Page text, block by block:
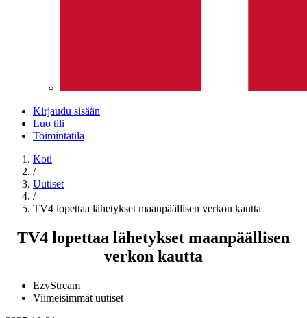
Kirjaudu sisään
Luo tili
Toimintatila
Koti
/
Uutiset
/
TV4 lopettaa lähetykset maanpäällisen verkon kautta
TV4 lopettaa lähetykset maanpäällisen
verkon kautta
EzyStream
Viimeisimmät uutiset